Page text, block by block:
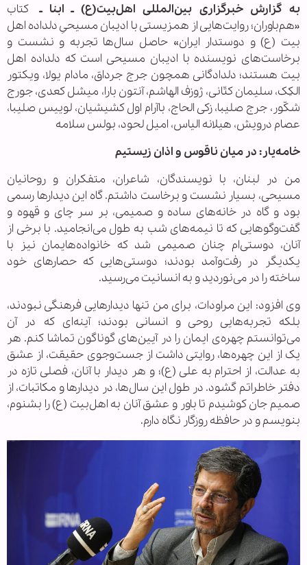
به گزارش خبرگزاری بین‌المللی اهل‌بیت(ع) ـ ابنا ـ کتاب
«هم‌باوران؛ روایت‌هایی از همزیستی با ادیبان مسیحیِ دلداده‌ اهل
بیت (ع) و دوستدار ایران» حاصل سال‌ها تجربه و نشست و
برخاست‌های نویسنده با ادیبان مسیحی است که دلداده اهل
بیت هستند؛ دلدادگانی همچون جرج جرداق، مادام یولا، ویکتور
الکِک، سلیمان کتّانی، ژوزف الهاشم، آنتون بارا، میشل کعدی، جورج
شکّور، جرج صلیبا، زکی الحاج، باآرام اول کشیشیان، لوییس صلیبا،
عصام درویش، هیلانه الیاس، امیل لحود، بولس سلامه
خامه‌یار: در میان ناقوس و اذان زیستیم
من در لبنان، با نویسندگان، شاعران، متفکران و روحانیان
مسیحی، بسیار نشست و برخاست داشتم. گاه این دیدارها رسمی
بود و گاه در خانه‌های ساده و صمیمی، بر سر چای و قهوه و
گفت‌وگوهایی که تا نیمه‌های شب به طول می‌انجامید. با برخی از
آنان، دوستی‌ام چنان صمیمی شد که خانواده‌هایمان نیز با
یکدیگر در رفت‌وآمد بودند؛ دوستی‌هایی که حصارهای خود
ساخته را در می‌نوردید و به انسانیت می‌رسید.
وی افزود: این مراودات، برای من تنها دیدارهایی فرهنگی نبودند،
بلکه تجربه‌هایی روحی و انسانی بودند؛ آینه‌ای که در آن
می‌توانستم چهره‌ی ایمان را در آیین‌های گوناگون تماشا کنم. هر
یک از این چهره‌ها، روایتی داشت از جست‌وجوی حقیقت، از عشق
به عدالت، از احترام به علی (ع)؛ و هر دیدار با آنان، فصلی تازه در
دفتر خاطراتم گشود. در طول این سال‌ها، در دیدارها و مکاتبات، از
صمیم جان کوشیدم تا باور و عشق آنان به اهل‌بیت (ع) را بشنوم،
بنویسم و در حافظه‌ روزگار نگاه دارم.